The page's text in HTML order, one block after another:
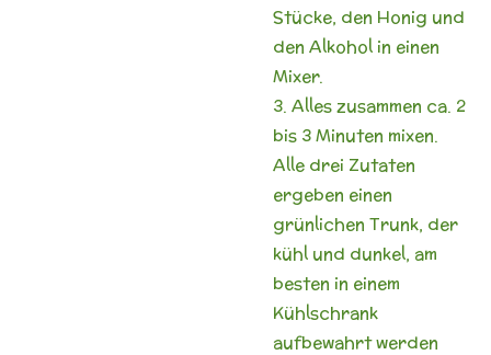
Stücke, den Honig und
den Alkohol in einen
Mixer.
3. Alles zusammen ca. 2
bis 3 Minuten mixen.
Alle drei Zutaten
ergeben einen
grünlichen Trunk, der
kühl und dunkel, am
besten in einem
Kühlschrank
aufbewahrt werden